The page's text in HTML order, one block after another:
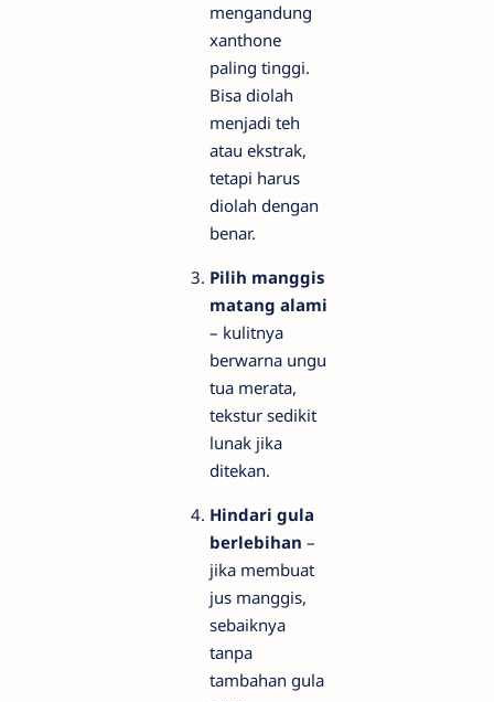
mengandung
xanthone
paling tinggi.
Bisa diolah
menjadi teh
atau ekstrak,
tetapi harus
diolah dengan
benar.
Pilih manggis
matang alami
– kulitnya
berwarna ungu
tua merata,
tekstur sedikit
lunak jika
ditekan.
Hindari gula
berlebihan –
jika membuat
jus manggis,
sebaiknya
tanpa
tambahan gula